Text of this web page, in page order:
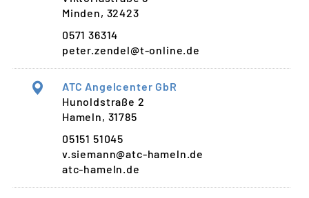
Minden, 32423
0571 36314
peter.zendel@t-online.de
ATC Angelcenter GbR
Hunoldstraße 2
Hameln, 31785
05151 51045
v.siemann@atc-hameln.de
atc-hameln.de